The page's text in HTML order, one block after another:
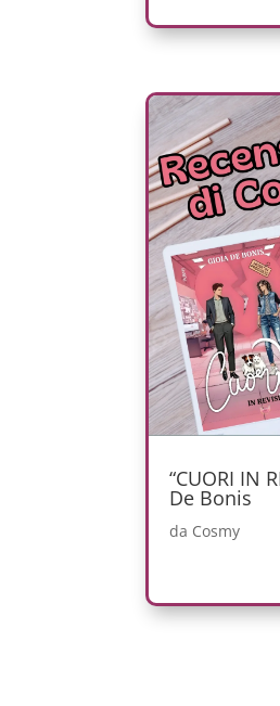
“CUORI IN
De Bonis
da Cosmy